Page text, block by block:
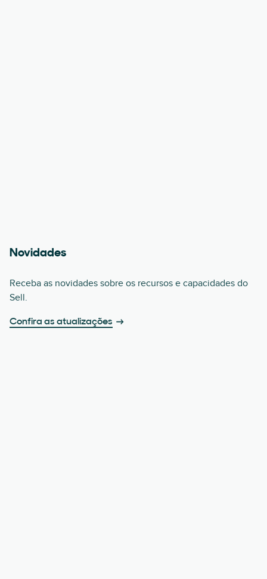
Novidades
Receba as novidades sobre os recursos e capacidades do
Sell.
Confira as atualizações